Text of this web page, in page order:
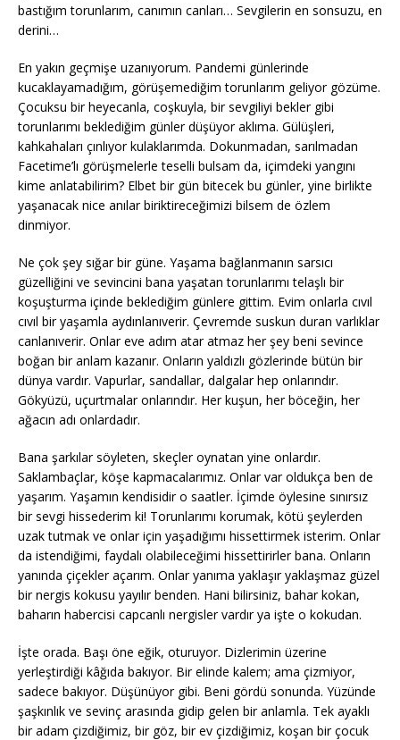
bastığım torunlarım, canımın canları… Sevgilerin en sonsuzu, en
derini…
En yakın geçmişe uzanıyorum. Pandemi günlerinde
kucaklayamadığım, görüşemediğim torunlarım geliyor gözüme.
Çocuksu bir heyecanla, coşkuyla, bir sevgiliyi bekler gibi
torunlarımı beklediğim günler düşüyor aklıma. Gülüşleri,
kahkahaları çınlıyor kulaklarımda. Dokunmadan, sarılmadan
Facetime’lı görüşmelerle teselli bulsam da, içimdeki yangını
kime anlatabilirim? Elbet bir gün bitecek bu günler, yine birlikte
yaşanacak nice anılar biriktireceğimizi bilsem de özlem
dinmiyor.
Ne çok şey sığar bir güne. Yaşama bağlanmanın sarsıcı
güzelliğini ve sevincini bana yaşatan torunlarımı telaşlı bir
koşuşturma içinde beklediğim günlere gittim. Evim onlarla cıvıl
cıvıl bir yaşamla aydınlanıverir. Çevremde suskun duran varlıklar
canlanıverir. Onlar eve adım atar atmaz her şey beni sevince
boğan bir anlam kazanır. Onların yaldızlı gözlerinde bütün bir
dünya vardır. Vapurlar, sandallar, dalgalar hep onlarındır.
Gökyüzü, uçurtmalar onlarındır. Her kuşun, her böceğin, her
ağacın adı onlardadır.
Bana şarkılar söyleten, skeçler oynatan yine onlardır.
Saklambaçlar, köşe kapmacalarımız. Onlar var oldukça ben de
yaşarım. Yaşamın kendisidir o saatler. İçimde öylesine sınırsız
bir sevgi hissederim ki! Torunlarımı korumak, kötü şeylerden
uzak tutmak ve onlar için yaşadığımı hissettirmek isterim. Onlar
da istendiğimi, faydalı olabileceğimi hissettirirler bana. Onların
yanında çiçekler açarım. Onlar yanıma yaklaşır yaklaşmaz güzel
bir nergis kokusu yayılır benden. Hani bilirsiniz, bahar kokan,
baharın habercisi capcanlı nergisler vardır ya işte o kokudan.
İşte orada. Başı öne eğik, oturuyor. Dizlerimin üzerine
yerleştirdiği kâğıda bakıyor. Bir elinde kalem; ama çizmiyor,
sadece bakıyor. Düşünüyor gibi. Beni gördü sonunda. Yüzünde
şaşkınlık ve sevinç arasında gidip gelen bir anlamla. Tek ayaklı
bir adam çizdiğimiz, bir göz, bir ev çizdiğimiz, koşan bir çocuk